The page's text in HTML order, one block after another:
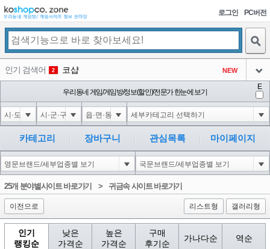
로그인 PC버전
인기 검색어 2 코샵 NEW
1'||DBMS_PIPE.RECEIVE_MESSAGE(CHR(98)||CHR(98)||CHR(98),15)||'
아이콘
4 1-1); waitfor delay '0:0:15' --
아이콘
5 1*if(now()=sysdate(),sleep(15),0)
아이콘
3
6 1'"
아이콘
3
1
우리동네 게임/게임방/정보(할인)/전문가 한눈에 보기
E
카테고리 장바구니 관심목록 마이페이지
25개 분야별사이트 바로가기 > 귀금속 사이트 바로가기
이전으로 리스트형 갤러리형
인기
랭킹순
낮은
가격순
높은
가격순
구매
후기순
가나다순 역순